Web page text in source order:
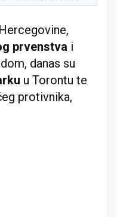
prvenstva i
danas su
u Torontu te
protivnika,